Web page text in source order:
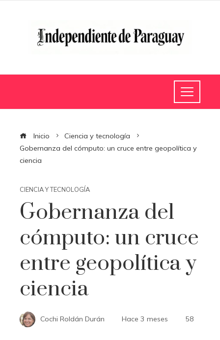
Inicio
Ciencia y tecnología
Gobernanza del cómputo: un cruce entre geopolítica y
ciencia
CIENCIA Y TECNOLOGÍA
Gobernanza del
cómputo: un cruce
entre geopolítica y
ciencia
Cochi Roldán Durán Hace 3 meses 58